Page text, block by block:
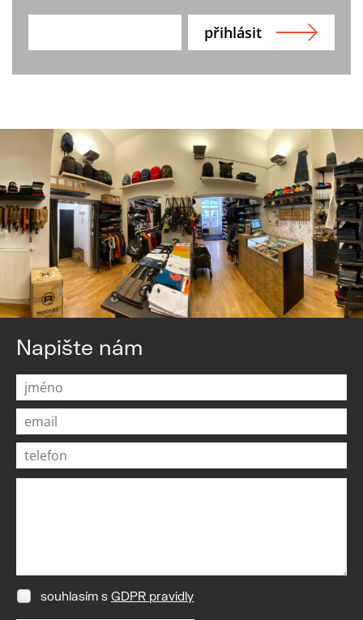
Napište nám
souhlasím s GDPR pravidly